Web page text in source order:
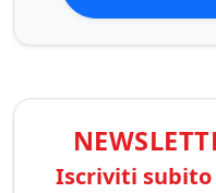
Iscriviti subito